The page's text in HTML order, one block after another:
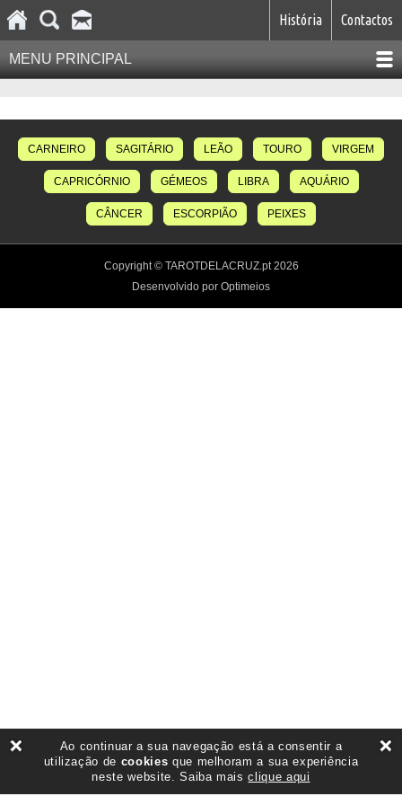
História Contactos
MENU PRINCIPAL
CARNEIRO SAGITÁRIO LEÃO TOURO VIRGEM
CAPRICÓRNIO GÉMEOS LIBRA AQUÁRIO
CÂNCER ESCORPIÃO PEIXES
Copyright © TAROTDELACRUZ.pt 2026
Desenvolvido por Optimeios